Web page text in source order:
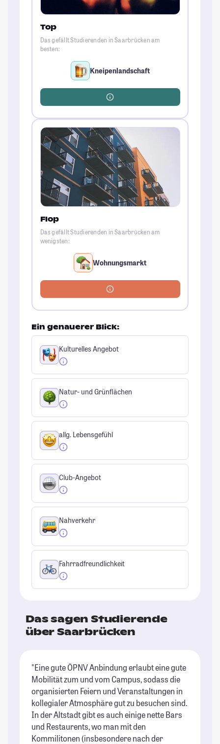
Top
Das gefällt Studierenden in Saarbrücken am
besten:
Kneipenlandschaft
Flop
Das gefällt Studierenden in Saarbrücken am
wenigsten:
Wohnungsmarkt
Ein genauerer Blick:
Kulturelles Angebot
Natur- und Grünflächen
allg. Lebensgefühl
Club-Angebot
Nahverkehr
Fahrradfreundlichkeit
Das sagen Studierende
über Saarbrücken
"Eine gute ÖPNV Anbindung erlaubt eine gute
Mobilität zum und vom Campus, sodass die
organisierten Feiern und Veranstaltungen in
kollegialer Atmosphäre gut zu besuchen sind.
In der Altstadt gibt es auch einige nette Bars
und Restaurents, wo man mit den
Kommilitonen (insbesondere nach der